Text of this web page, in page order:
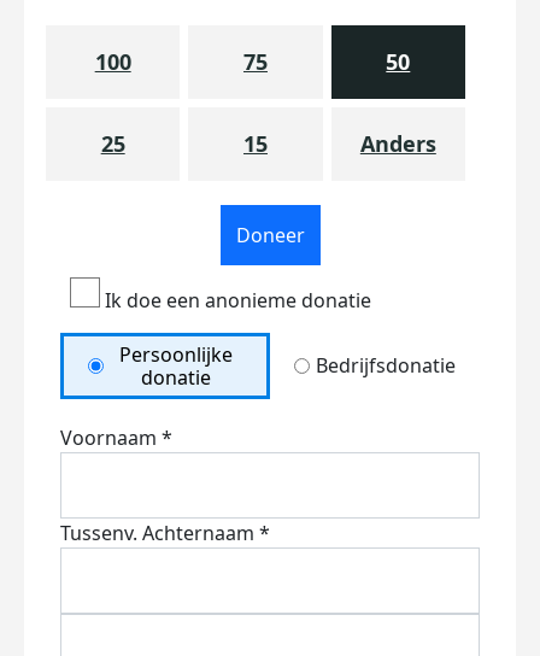
100 75 50
25 15 Anders
Doneer
Ik doe een anonieme donatie
Persoonlijke
donatie
Bedrijfsdonatie
Voornaam *
Tussenv. Achternaam *